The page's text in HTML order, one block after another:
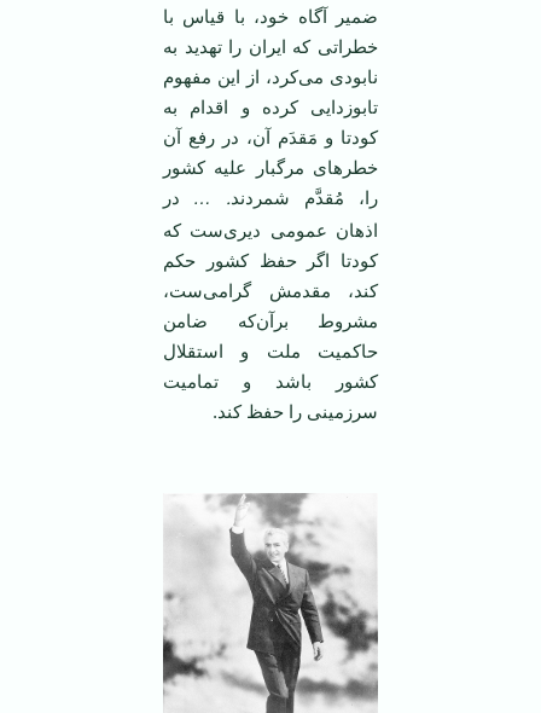
ضمیر آگاه خود، با قیاس با
خطراتی که ایران را تهدید به
نابودی می‌کرد، از این مفهوم
تابوزدایی کرده و اقدام به
کودتا و مَقدَم آن، در رفع آن
خطرهای مرگبار علیه کشور
را، مُقدَّم شمردند. …
در
اذهان عمومی دیری‌ست که
کودتا اگر حفظ کشور حکم
کند، مقدمش گرامی‌ست،
مشروط برآن‌که ضامن
حاکمیت ملت و استقلال
کشور باشد و تمامیت
سرزمینی را حفظ کند.